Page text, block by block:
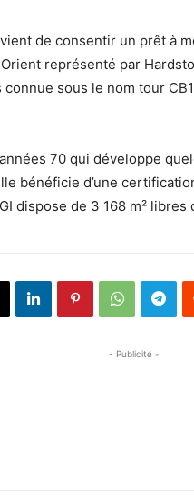
de consentir un prêt à
représenté par
connue sous le nom tour
70 qui développe
bénéficie d’une
dispose de 3 168 m²
- Publicité -